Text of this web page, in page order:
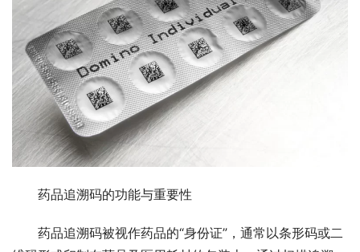
药品追溯码的功能与重要性
药品追溯码被视作药品的“身份证”，通常以条形码或二